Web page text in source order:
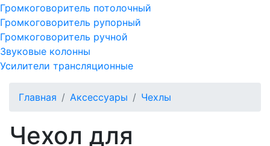
Громкоговоритель потолочный
Громкоговоритель рупорный
Громкоговоритель ручной
Звуковые колонны
Усилители трансляционные
Главная Аксессуары Чехлы
Чехол для